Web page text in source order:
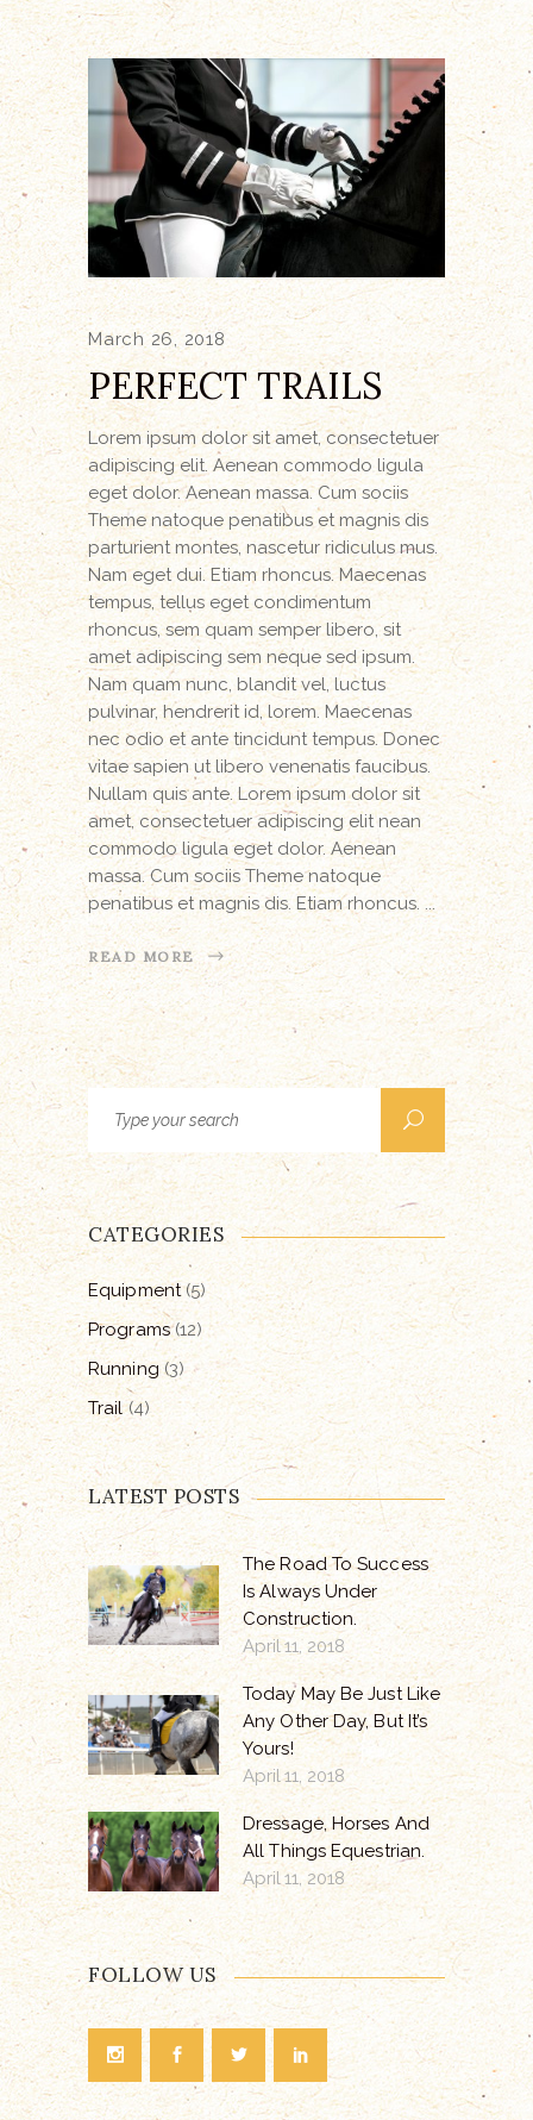
March 26, 2018
PERFECT TRAILS
Lorem ipsum dolor sit amet, consectetuer
adipiscing elit. Aenean commodo ligula
eget dolor. Aenean massa. Cum sociis
Theme natoque penatibus et magnis dis
parturient montes, nascetur ridiculus mus.
Nam eget dui. Etiam rhoncus. Maecenas
tempus, tellus eget condimentum
rhoncus, sem quam semper libero, sit
amet adipiscing sem neque sed ipsum.
Nam quam nunc, blandit vel, luctus
pulvinar, hendrerit id, lorem. Maecenas
nec odio et ante tincidunt tempus. Donec
vitae sapien ut libero venenatis faucibus.
Nullam quis ante. Lorem ipsum dolor sit
amet, consectetuer adipiscing elit nean
commodo ligula eget dolor. Aenean
massa. Cum sociis Theme natoque
penatibus et magnis dis. Etiam rhoncus.
READ MORE
for:
CATEGORIES
Equipment(5)
Programs(12)
Running (3)
Trail(4)
LATEST POSTS
The Road To Success
Is Always Under
Construction.
April 11, 2018
Today May Be Just Like
Any Other Day, But It’s
Yours!
April 11, 2018
Dressage, Horses And
All Things Equestrian.
April 11, 2018
FOLLOW US